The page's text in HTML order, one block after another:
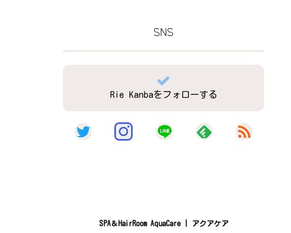
SNS
Rie Kanbaをフォローする
SPA＆HairRoom AquaCare | アクアケア